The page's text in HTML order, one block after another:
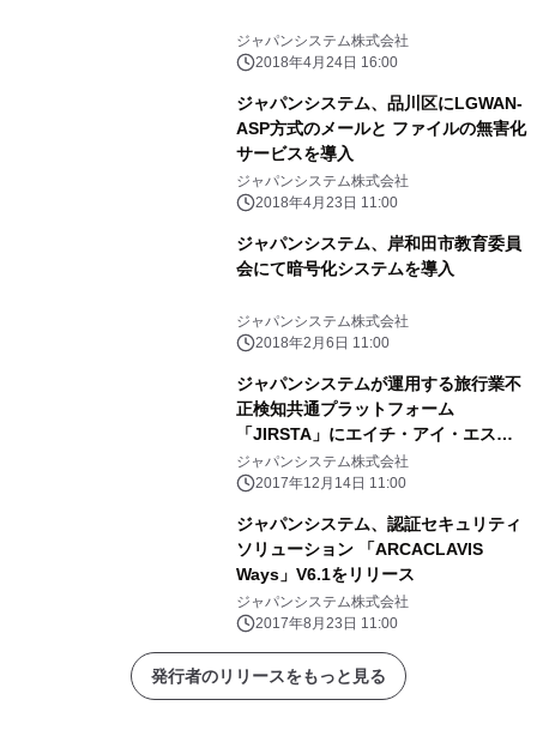
ジャパンシステム株式会社
2018年4月24日 16:00
ジャパンシステム、品川区にLGWAN-
ASP方式のメールと ファイルの無害化
サービスを導入
ジャパンシステム株式会社
2018年4月23日 11:00
ジャパンシステム、岸和田市教育委員
会にて暗号化システムを導入
ジャパンシステム株式会社
2018年2月6日 11:00
ジャパンシステムが運用する旅行業不
正検知共通プラットフォーム
「JIRSTA」にエイチ・アイ・エスが
新たに加入
ジャパンシステム株式会社
2017年12月14日 11:00
ジャパンシステム、認証セキュリティ
ソリューション 「ARCACLAVIS
Ways」V6.1をリリース
ジャパンシステム株式会社
2017年8月23日 11:00
発行者のリリースをもっと見る